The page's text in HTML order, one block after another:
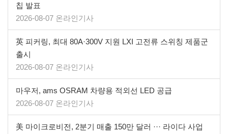
칩 발표
2026-08-07 온라인기사
英 피커링, 최대 80A·300V 지원 LXI 고전류 스위칭 제품군
출시
2026-08-07 온라인기사
마우저, ams OSRAM 차량용 적외선 LED 공급
2026-08-07 온라인기사
美 마이크로비전, 2분기 매출 150만 달러 ··· 라이다 사업